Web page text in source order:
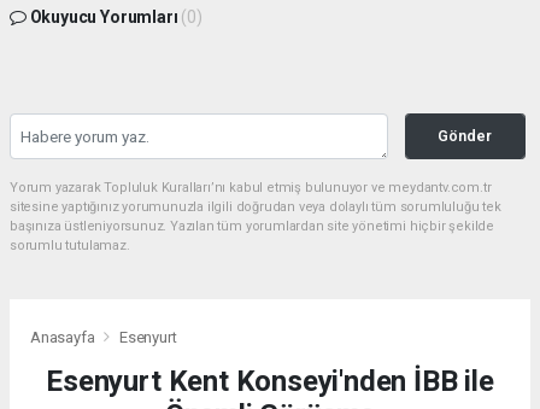
Okuyucu Yorumları (0)
Gönder
Yorum yazarak Topluluk Kuralları’nı kabul etmiş bulunuyor ve meydantv.com.tr
sitesine yaptığınız yorumunuzla ilgili doğrudan veya dolaylı tüm sorumluluğu tek
başınıza üstleniyorsunuz. Yazılan tüm yorumlardan site yönetimi hiçbir şekilde
sorumlu tutulamaz.
Anasayfa Esenyurt
Esenyurt Kent Konseyi'nden İBB ile